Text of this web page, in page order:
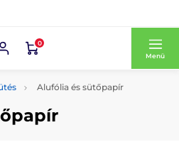
0
Menü
Alufólia és sütőpapír